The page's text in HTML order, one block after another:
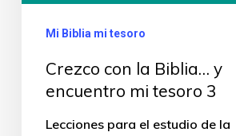
Mi Biblia mi tesoro
Crezco con la Biblia… y
encuentro mi tesoro 3
Lecciones para el estudio de la